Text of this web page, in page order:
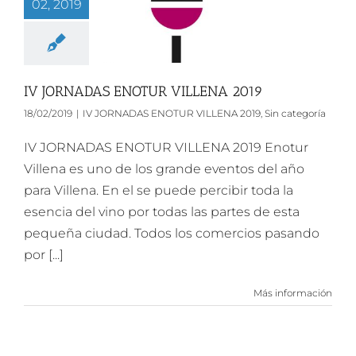
02, 2019
IV JORNADAS ENOTUR VILLENA 2019
18/02/2019 | IV JORNADAS ENOTUR VILLENA 2019, Sin categoría
IV JORNADAS ENOTUR VILLENA 2019 Enotur
Villena es uno de los grande eventos del año
para Villena. En el se puede percibir toda la
esencia del vino por todas las partes de esta
pequeña ciudad. Todos los comercios pasando
por [...]
Más información